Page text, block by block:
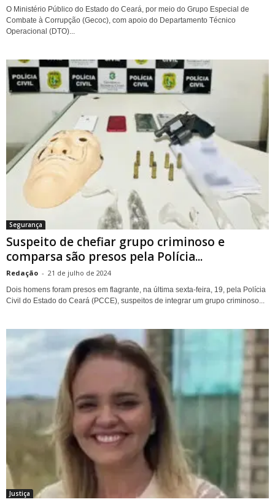
O Ministério Público do Estado do Ceará, por meio do Grupo Especial de
Combate à Corrupção (Gecoc), com apoio do Departamento Técnico
Operacional (DTO)...
Segurança
Suspeito de chefiar grupo criminoso e
comparsa são presos pela Polícia...
Redação - 21 de julho de 2024
Dois homens foram presos em flagrante, na última sexta-feira, 19, pela Polícia
Civil do Estado do Ceará (PCCE), suspeitos de integrar um grupo criminoso...
Justiça